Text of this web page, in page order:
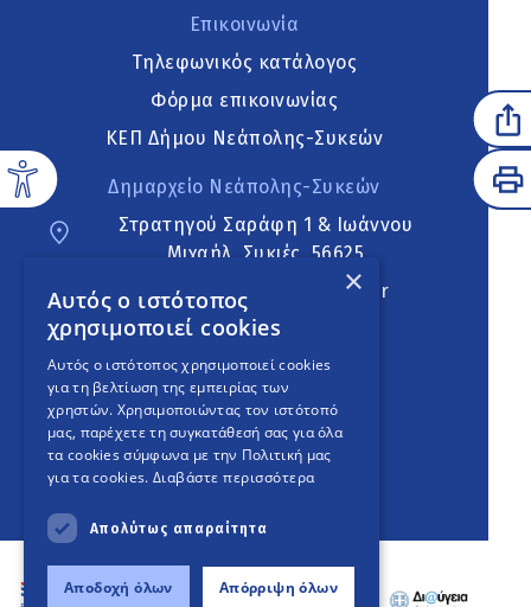
Επικοινωνία
Τηλεφωνικός κατάλογος
Φόρμα επικοινωνίας
ΚΕΠ Δήμου Νεάπολης-Συκεών
Δημαρχείο Νεάπολης-Συκεών
Στρατηγού Σαράφη 1 & Ιωάννου
Μιχαήλ, Συκιές, 56625
neapoli.sykies@ddt.gov.gr
Ακολουθήστε
English Version
An project
×
Αυτός ο ιστότοπος
χρησιμοποιεί cookies
Αυτός ο ιστότοπος χρησιμοποιεί cookies
για τη βελτίωση της εμπειρίας των
χρηστών. Χρησιμοποιώντας τον ιστότοπό
μας, παρέχετε τη συγκατάθεσή σας για όλα
τα cookies σύμφωνα με την Πολιτική μας
για τα cookies. Διαβάστε περισσότερα
Απολύτως απαραίτητα
Αποδοχή όλων Απόρριψη όλων